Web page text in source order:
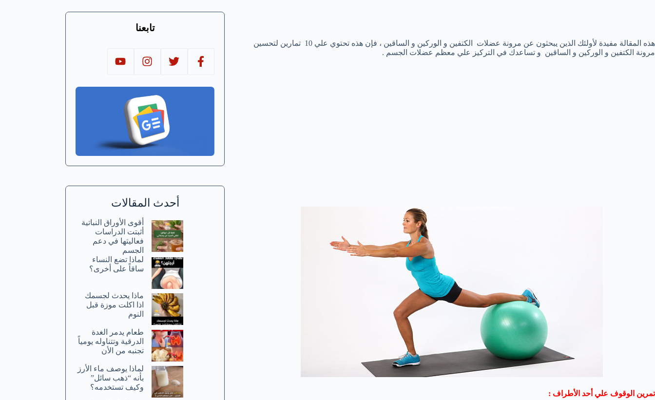
هذه المقالة مفيدة لأولئك الذين يبحثون عن مرونة عضلات الكتفين و الوركين و الساقين ، فإن هذه تحتوي علي 10 تمارين لتحسين
مرونة الكتفين و الوركين و الساقين و تساعدك في التركيز علي معظم عضلات الجسم .
تمرين الوقوف علي أحد الأطراف :
تابعنا
أحدث المقالات
أقوى الأوراق النباتية
أثبتت الدراسات
فعاليتها في دعم
الجسم
لماذا تضع النساء
ساقاً على أخرى؟
ماذا يحدث لجسمك
اذا اكلت موزة قبل
النوم
طعام يدمر الغدة
الدرقية وتتناوله يومياً
تجنبه من الأن
لماذا يوصف ماء الأرز
بأنه “ذهب سائل”
وكيف تستخدمه؟